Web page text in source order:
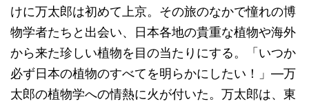
けに万太郎は初めて上京。その旅のなかで憧れの博
物学者たちと出会い、日本各地の貴重な植物や海外
から来た珍しい植物を目の当たりにする。「いつか
必ず日本の植物のすべてを明らかにしたい！」―万
太郎の植物学への情熱に火が付いた。万太郎は、東